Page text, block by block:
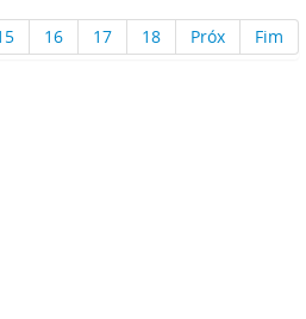
16 17 18 Próx Fim